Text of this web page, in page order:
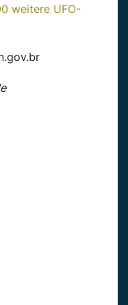
weitere UFO-